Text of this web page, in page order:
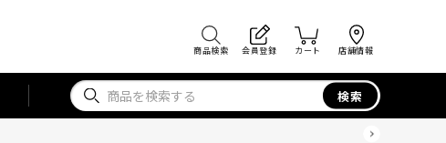
商品検索 会員登録 カート 店舗情報
検索